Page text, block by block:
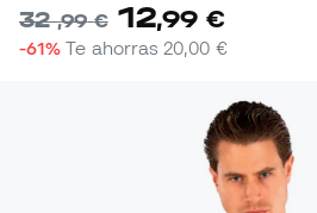
32,99 € 12,99 €
-61% Te ahorras 20,00 €